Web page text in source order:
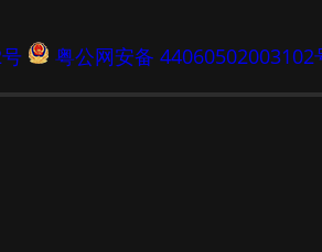
粤公网安备 44060502003102